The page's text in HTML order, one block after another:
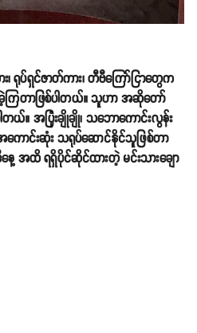
ရုပ်ရှင်ဇာတ်ကား၊ တီဗီကြော်ငြာတွေက
တာဖြစ်ပါတယ်။ သူဟာ အဆိုတော်
ယ်။ အပြုံးချိုချို၊ သဘောကောင်းလွန်း
ောင်းဆုံး သရုပ်ဆောင်နိုင်သူဖြစ်တာ
အထိ ရရှိပိုင်ဆိုင်ထားတဲ့ မင်းသားချော